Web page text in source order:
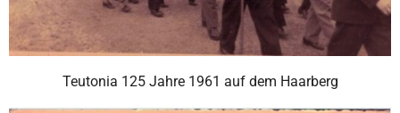
Teutonia 125 Jahre 1961 auf dem Haarberg